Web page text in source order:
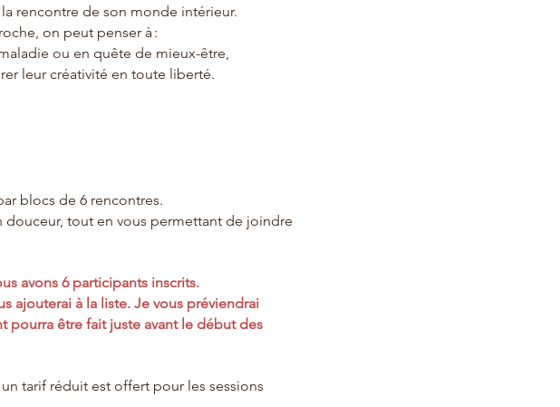
rencontre de son monde intérieur.
on peut penser à :
ou en quête de mieux-être,
leur créativité en toute liberté.
blocs de 6 rencontres.
douceur, tout en vous permettant de joindre
avons 6 participants inscrits.
ajouterai à la liste. Je vous préviendrai
pourra être fait juste avant le début des
tarif réduit est offert pour les sessions